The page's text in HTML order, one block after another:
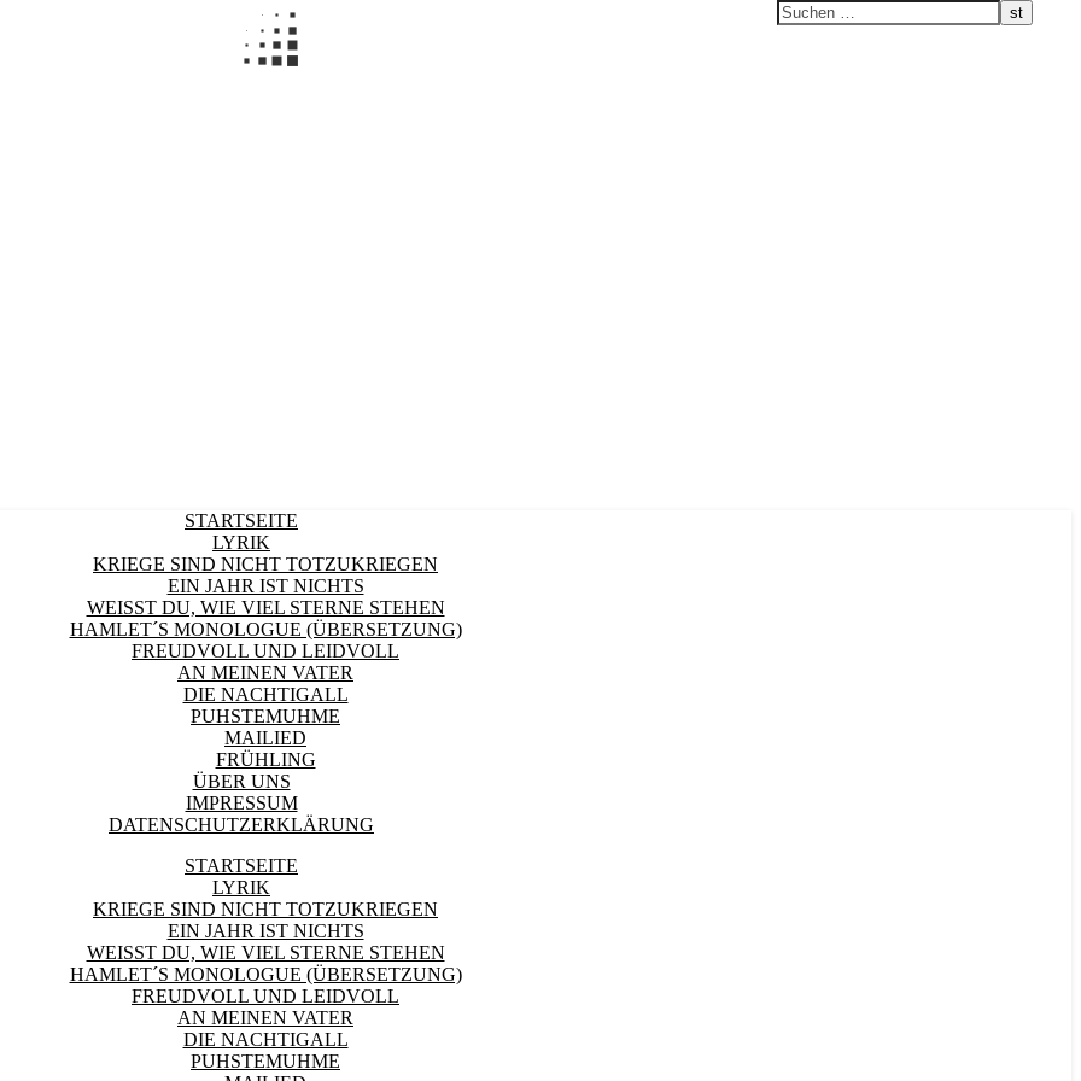
STARTSEITE
LYRIK
KRIEGE SIND NICHT TOTZUKRIEGEN
EIN JAHR IST NICHTS
WEISST DU, WIE VIEL STERNE STEHEN
HAMLET´S MONOLOGUE (ÜBERSETZUNG)
FREUDVOLL UND LEIDVOLL
AN MEINEN VATER
DIE NACHTIGALL
PUHSTEMUHME
MAILIED
FRÜHLING
ÜBER UNS
IMPRESSUM
DATENSCHUTZERKLÄRUNG
STARTSEITE
LYRIK
KRIEGE SIND NICHT TOTZUKRIEGEN
EIN JAHR IST NICHTS
WEISST DU, WIE VIEL STERNE STEHEN
HAMLET´S MONOLOGUE (ÜBERSETZUNG)
FREUDVOLL UND LEIDVOLL
AN MEINEN VATER
DIE NACHTIGALL
PUHSTEMUHME